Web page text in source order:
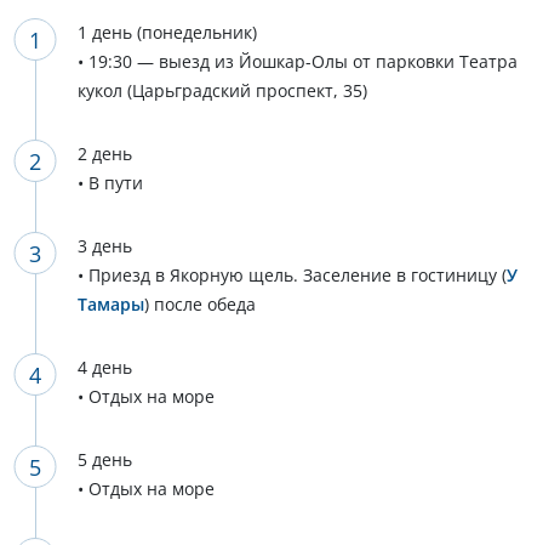
1 день (понедельник)
• 19:30 — выезд из Йошкар-Олы от парковки Театра
кукол (Царьградский проспект, 35)
2 день
• В пути
3 день
• Приезд в Якорную щель. Заселение в гостиницу (У
Тамары) после обеда
4 день
• Отдых на море
5 день
• Отдых на море